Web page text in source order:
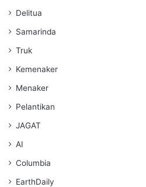
Delitua
Samarinda
Truk
Kemenaker
Menaker
Pelantikan
JAGAT
AI
Columbia
EarthDaily